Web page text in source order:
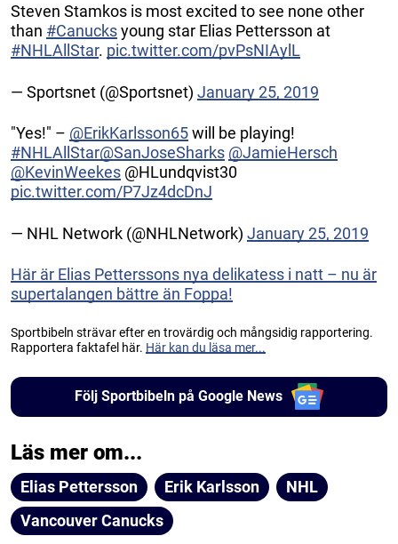
Steven Stamkos is most excited to see none other
than #Canucksyoung star Elias Pettersson at
#NHLAllStar. pic.twitter.com/pvPsNIAylL
— Sportsnet (@Sportsnet) January 25, 2019
"Yes!" – @ErikKarlsson65will be playing!
#NHLAllStar@SanJoseSharks @JamieHersch
@KevinWeekes @HLundqvist30
pic.twitter.com/P7Jz4dcDnJ
— NHL Network (@NHLNetwork) January 25, 2019
Här är Elias Petterssons nya delikatess i natt – nu är
supertalangen bättre än Foppa!
Sportbibeln strävar efter en trovärdig och mångsidig rapportering.
Rapportera faktafel här. Här kan du läsa mer...
Följ Sportbibeln på Google News
Läs mer om...
Elias Pettersson Erik Karlsson
NHL
Vancouver Canucks